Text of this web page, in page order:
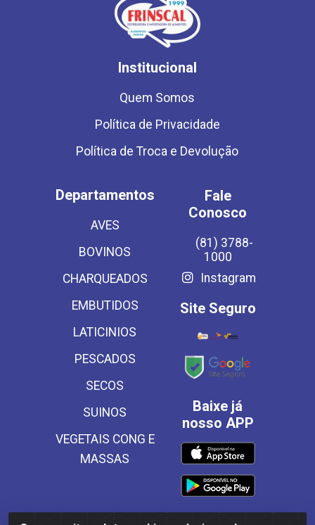
Institucional
Quem Somos
Política de Privacidade
Política de Troca e Devolução
Departamentos
AVES
BOVINOS
CHARQUEADOS
EMBUTIDOS
LATICINIOS
PESCADOS
SECOS
SUINOS
VEGETAIS CONG E
MASSAS
Fale
Conosco
(81) 3788-
1000
Instagram
Site Seguro
Baixe já
nosso APP